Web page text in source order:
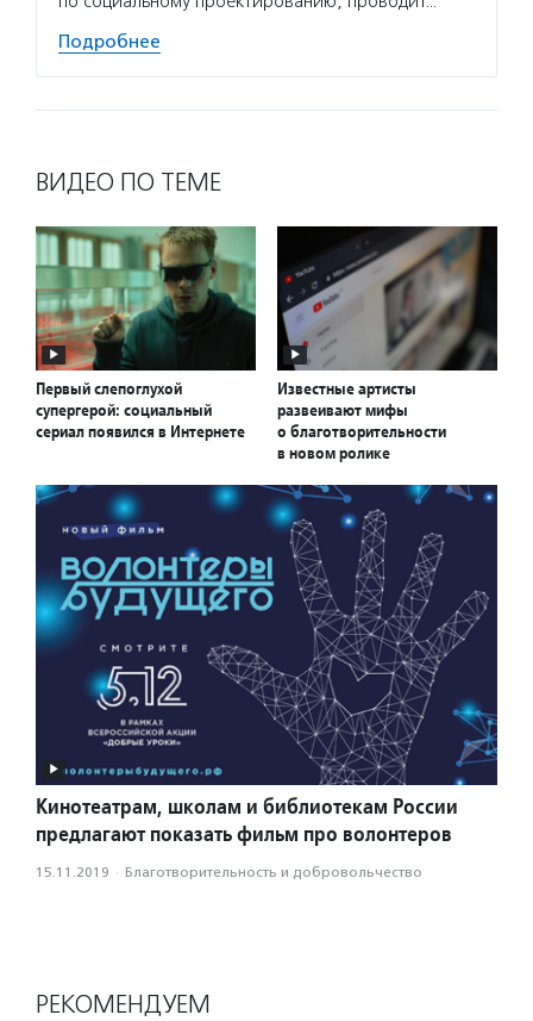
Подробнее
ВИДЕО ПО ТЕМЕ
Первый слепоглухой
супергерой: социальный
сериал появился в Интернете
Известные артисты
развеивают мифы
о благотворительности
в новом ролике
Кинотеатрам, школам и библиотекам России
предлагают показать фильм про волонтеров
15.11.2019 · Благотвори­тель­ность и доброволь­чест­во
РЕКОМЕНДУЕМ